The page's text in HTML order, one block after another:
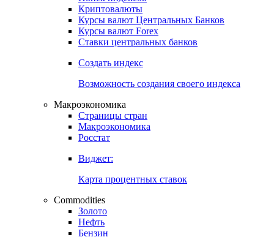
Получить доступ
Индикаторы рынка
Поиск индексов
Курсы валют Центральных Банков
Ставки центральных банков
Создать индекс
Возможность создания своего индекса
Страницы стран
Росстат
Виджет:
Карта процентных ставок